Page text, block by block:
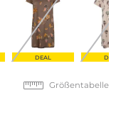
DEAL
Größentabelle